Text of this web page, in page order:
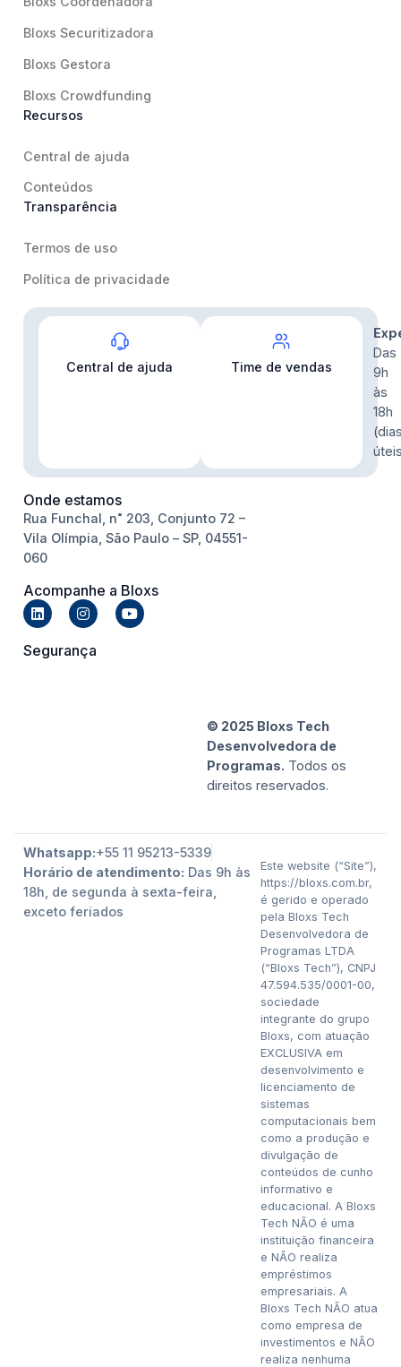
Bloxs Securitizadora
Bloxs Gestora
Bloxs Crowdfunding
Recursos
Central de ajuda
Conteúdos
Transparência
Termos de uso
Política de privacidade
Central de ajuda Time de vendas
Das
9h
às
18h
Onde estamos
Rua Funchal, n˚ 203, Conjunto 72 –
Vila Olímpia, São Paulo – SP, 04551-
060
Acompanhe a Bloxs
Segurança
© 2025 Bloxs Tech
Desenvolvedora de
Programas. Todos os
direitos reservados.
Whatsapp:+55 11 95213-5339
Horário de atendimento: Das 9h às
18h, de segunda à sexta-feira,
exceto feriados
Este website (“Site”),
https://bloxs.com.br,
é gerido e operado
pela Bloxs Tech
Desenvolvedora de
Programas LTDA
(“Bloxs Tech”), CNPJ
47.594.535/0001-00,
sociedade
integrante do grupo
Bloxs, com atuação
EXCLUSIVA em
desenvolvimento e
licenciamento de
sistemas
computacionais bem
como a produção e
divulgação de
conteúdos de cunho
informativo e
educacional. A Bloxs
Tech NÃO é uma
instituição financeira
e NÃO realiza
empréstimos
empresariais. A
Bloxs Tech NÃO atua
como empresa de
investimentos e NÃO
realiza nenhuma